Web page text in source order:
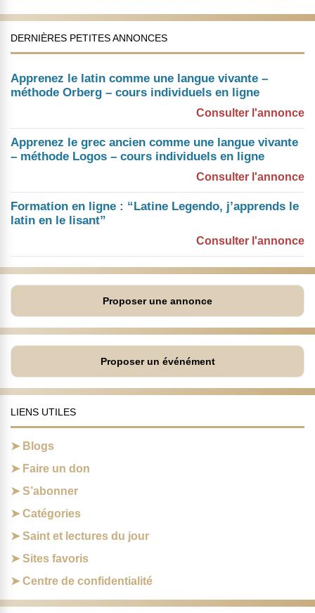
DERNIÈRES PETITES ANNONCES
Apprenez le latin comme une langue vivante –
méthode Orberg – cours individuels en ligne
Consulter l'annonce
Apprenez le grec ancien comme une langue vivante
– méthode Logos – cours individuels en ligne
Consulter l'annonce
Formation en ligne : “Latine Legendo, j’apprends le
latin en le lisant”
Consulter l'annonce
Proposer une annonce
Proposer un événément
LIENS UTILES
Blogs
Faire un don
S’abonner
Catégories
Saint et lectures du jour
Sites favoris
Centre de confidentialité